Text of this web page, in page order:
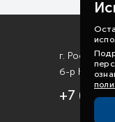
г. Ростов-
б-р
+7 (863)